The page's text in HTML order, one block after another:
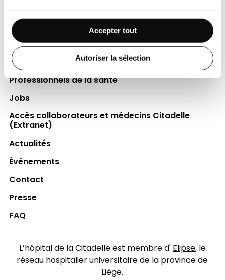
Accepter tout
Autoriser la sélection
Découvrir la Fondation
Espace Patient
Professionnels de la santé
Jobs
Accès collaborateurs et médecins Citadelle
(Extranet)
Actualités
Événements
Contact
Presse
FAQ
L’hôpital de la Citadelle est membre d'Elipse, le
réseau hospitalier universitaire de la province de
Liège.